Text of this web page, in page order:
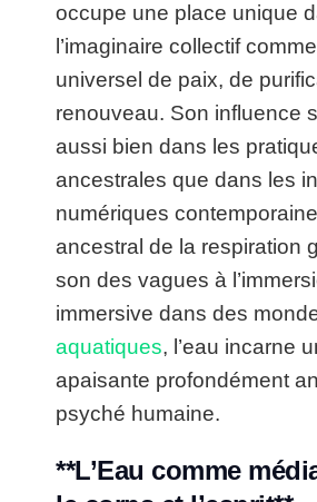
occupe une place unique
l’imaginaire collectif
universel de paix, de
renouveau. Son influence
aussi bien dans les
ancestrales que dans les
numériques
ancestral de la respiration
son des vagues à
immersive dans des
aquatiques, l’eau incarne
apaisante profondément
psyché humaine.
**L’Eau comme